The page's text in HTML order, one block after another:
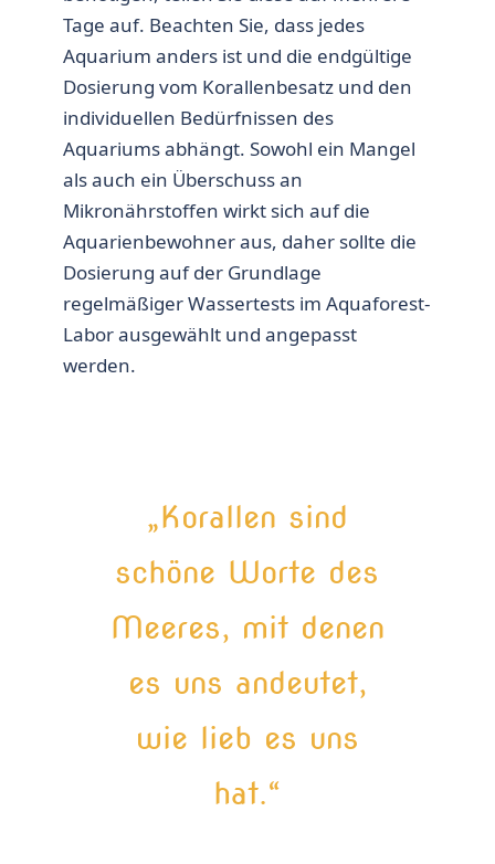
Tage auf. Beachten Sie, dass jedes
Aquarium anders ist und die endgültige
Dosierung vom Korallenbesatz und den
individuellen Bedürfnissen des
Aquariums abhängt. Sowohl ein Mangel
als auch ein Überschuss an
Mikronährstoffen wirkt sich auf die
Aquarienbewohner aus, daher sollte die
Dosierung auf der Grundlage
regelmäßiger Wassertests im Aquaforest-
Labor ausgewählt und angepasst
werden.
„Korallen sind
schöne Worte des
Meeres, mit denen
es uns andeutet,
wie lieb es uns
hat.“